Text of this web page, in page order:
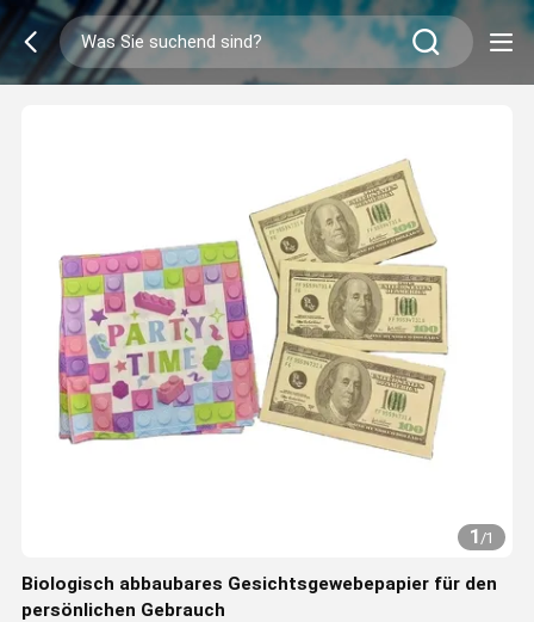
1/1
Biologisch abbaubares Gesichtsgewebepapier für den
persönlichen Gebrauch